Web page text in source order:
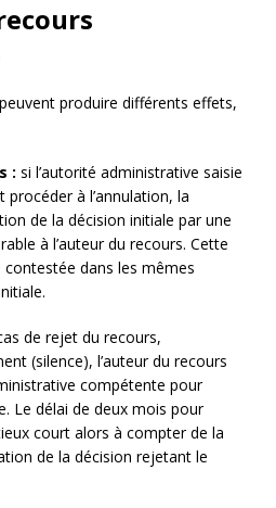
produire différents effets,
: si l’autorité administrative saisie
à l’annulation, la
de la décision initiale par une
à l’auteur du recours. Cette
dans les mêmes
de rejet du recours,
(silence), l’auteur du recours
compétente pour
Le délai de deux mois pour
court alors à compter de la
de la décision rejetant le